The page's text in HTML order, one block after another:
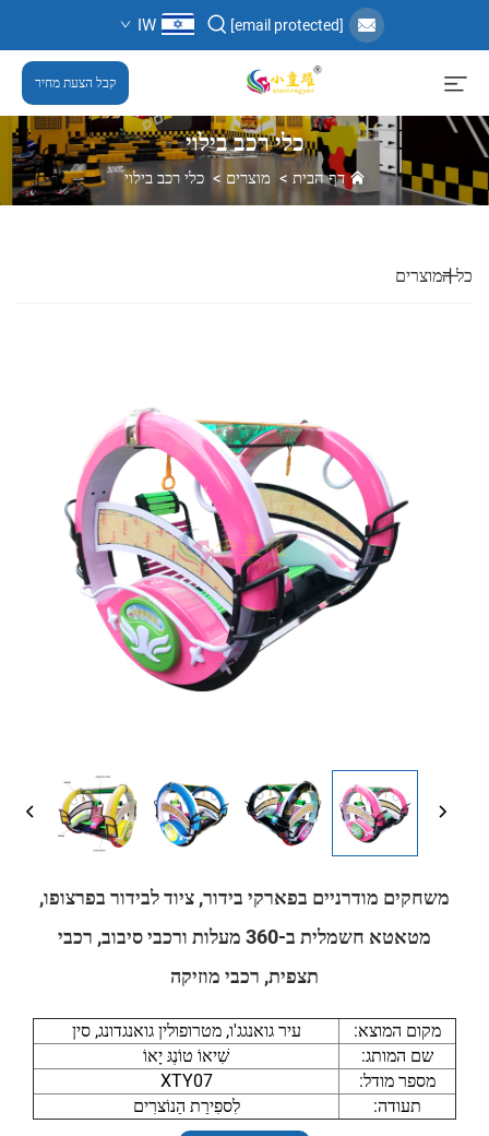
[email protected]
IW
קבל הצעת מחיר
כלי רכב בילוי
דף הבית> מוצרים >כלי רכב בילוי
כל המוצרים
משחקים מודרניים בפארקי בידור, ציוד לבידור בפרצופו,
מטאטא חשמלית ב-360 מעלות ורכבי סיבוב, רכבי
תצפית, רכבי מוזיקה
מקום המוצא:
עיר גואנגג'ו, מטרופולין גואנגדונג, סין
שם המותג:
שִׁיאוֹ טוֹנְגּ יָאוֹ
מספר מודל:
XTY07
תעודה:
לִספִירַת הַנוֹצרִים